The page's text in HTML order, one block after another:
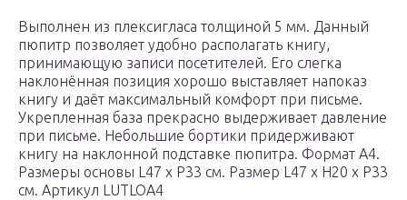
Выполнен из плексигласа толщиной 5 мм. Данный
пюпитр позволяет удобно располагать книгу,
принимающую записи посетителей. Его слегка
наклонённая позиция хорошо выставляет напоказ
книгу и даёт максимальный комфорт при письме.
Укрепленная база прекрасно выдерживает давление
при письме. Небольшие бортики придерживают
книгу на наклонной подставке пюпитра. Формат А4.
Размеры основы L47 х P33 см. Размер L47 х H20 х P33
см. Артикул LUTLOA4